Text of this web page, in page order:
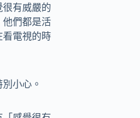
有威嚴的
他們都是活
看電視的時
小心。